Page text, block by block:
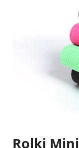
Rolki Mini